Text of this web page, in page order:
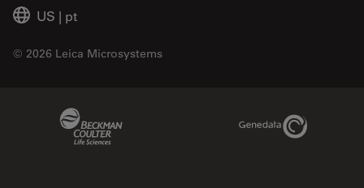
US | pt
© 2026 Leica Microsystems
Genedata Link